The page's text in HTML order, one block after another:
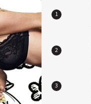
n
e
l